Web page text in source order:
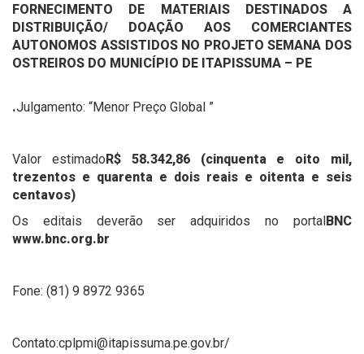
FORNECIMENTO DE MATERIAIS DESTINADOS A
DISTRIBUIÇÃO/ DOAÇÃO AOS COMERCIANTES
AUTONOMOS ASSISTIDOS NO PROJETO SEMANA DOS
OSTREIROS DO MUNICÍPIO DE ITAPISSUMA – PE
.Julgamento: “Menor Preço Global ”
Valor estimadoR$ 58.342,86 (cinquenta e oito mil,
trezentos e quarenta e dois reais e oitenta e seis
centavos)
Os editais deverão ser adquiridos no portalBNC
www.bnc.org.br
Fone: (81) 9 8972 9365
Contato:cplpmi@itapissuma.pe.gov.br/